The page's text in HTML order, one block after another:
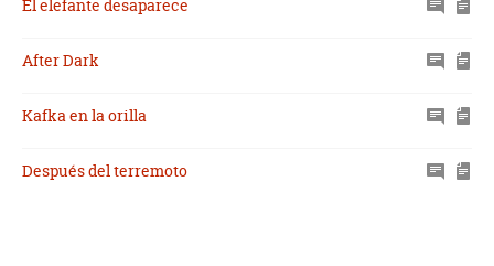
El elefante desaparece
After Dark
Kafka en la orilla
Después del terremoto